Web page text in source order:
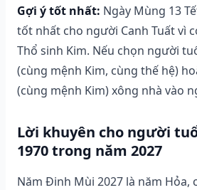
Gợi ý tốt nhất: Ngày Mùng 13
tốt nhất cho người Canh Tuất vì
Thổ sinh Kim. Nếu chọn người
(cùng mệnh Kim, cùng thế hệ)
(cùng mệnh Kim) xông nhà vào
Lời khuyên cho người
1970 trong năm 2027
Năm Đinh Mùi 2027 là năm Hỏa,